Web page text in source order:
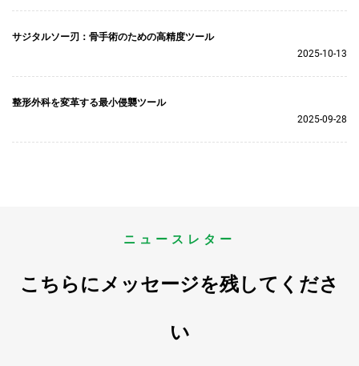
サジタルソー刃：骨手術のための高精度ツール
2025-10-13
整形外科を変革する最小侵襲ツール
2025-09-28
ニュースレター
こちらにメッセージを残してくださ
い